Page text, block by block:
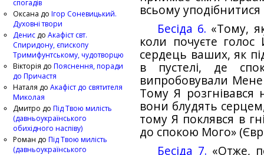
всьому
Бесіда 6. «Тому,
коли почуєте
сердець ваших, як
в пустелі, де
випробовували Мене
Тому Я розгнівався
вони блудять
тому Я поклявся в
до спокою Мого»
Бесіда 7. «Отже,
спогадів
Оксана до Ігор Соневицький.
Духовні твори
Денис до Акафіст свт.
Спиридону, єпископу
Тримифунтському, чудотворцю
Вікторія до Пояснення, поради
до Причастя
Наталя до Акафіст до святителя
Миколая
Дмитро до Під Твою милість
(давньоукраїнського
обихідного наспіву)
Роман до Під Твою милість
(давньоукраїнського